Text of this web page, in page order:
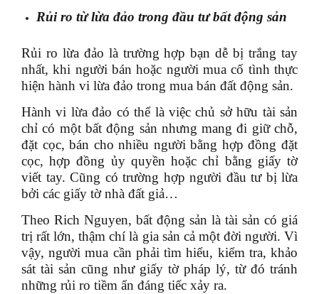
Rủi ro từ lừa đảo trong đầu tư bất động sản
Rủi ro lừa đảo là trường hợp bạn dễ bị trắng tay
nhất, khi người bán hoặc người mua cố tình thực
hiện hành vi lừa đảo trong mua bán đất động sản.
Hành vi lừa đảo có thể là việc chủ sở hữu tài sản
chỉ có một bất động sản nhưng mang đi giữ chỗ,
đặt cọc, bán cho nhiều người bằng hợp đồng đặt
cọc, hợp đồng ủy quyền hoặc chỉ bằng giấy tờ
viết tay. Cũng có trường hợp người đầu tư bị lừa
bởi các giấy tờ nhà đất giả…
Theo Rich Nguyen, bất động sản là tài sản có giá
trị rất lớn, thậm chí là gia sản cả một đời người. Vì
vậy, người mua cần phải tìm hiểu, kiểm tra, khảo
sát tài sản cũng như giấy tờ pháp lý, từ đó tránh
những rủi ro tiềm ẩn đáng tiếc xảy ra.